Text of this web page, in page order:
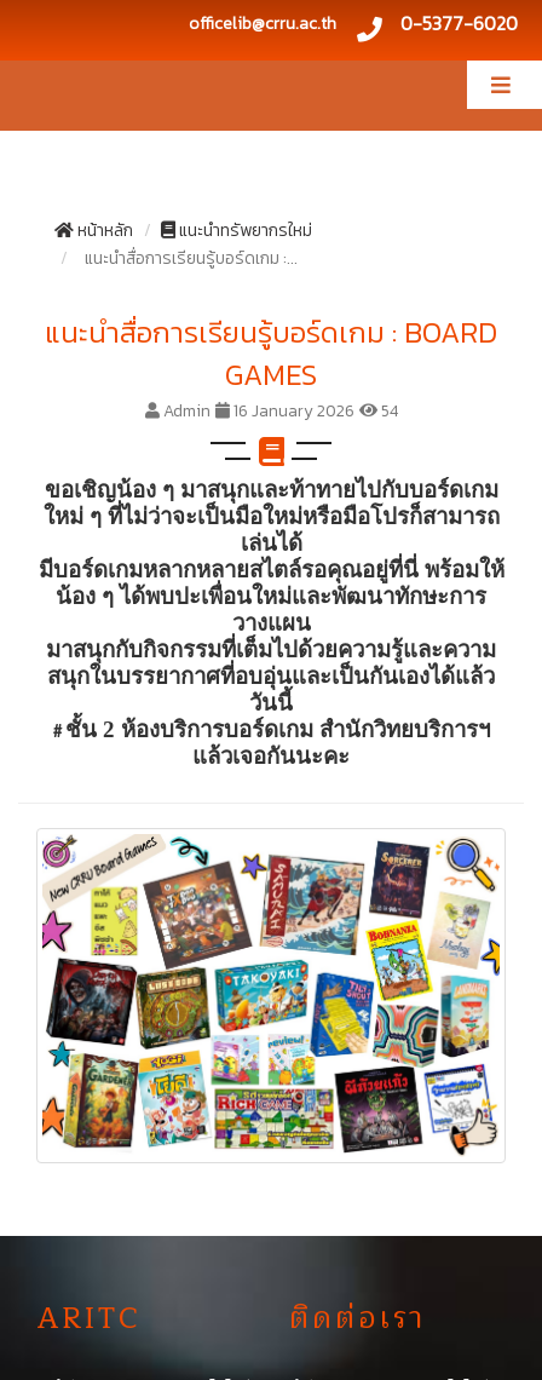
officelib@crru.ac.th 0-5377-6020
หน้าหลัก
แนะนำทรัพยากรใหม่
แนะนำสื่อการเรียนรู้บอร์ดเกม :...
แนะนำสื่อการเรียนรู้บอร์ดเกม : BOARD
GAMES
Admin 16 January 2026 54
ขอเชิญน้อง ๆ มาสนุกและท้าทายไปกับบอร์ดเกม
ใหม่ ๆ ที่ไม่ว่าจะเป็นมือใหม่หรือมือโปรก็สามารถ
เล่นได้
มีบอร์ดเกมหลากหลายสไตล์รอคุณอยู่ที่นี่ พร้อมให้
น้อง ๆ ได้พบปะเพื่อนใหม่และพัฒนาทักษะการ
วางแผน
มาสนุกกับกิจกรรมที่เต็มไปด้วยความรู้และความ
สนุกในบรรยากาศที่อบอุ่นและเป็นกันเองได้แล้ว
วันนี้
# ชั้น 2 ห้องบริการบอร์ดเกม สำนักวิทยบริการฯ
แล้วเจอกันนะคะ
ARITC ติดต่อเรา